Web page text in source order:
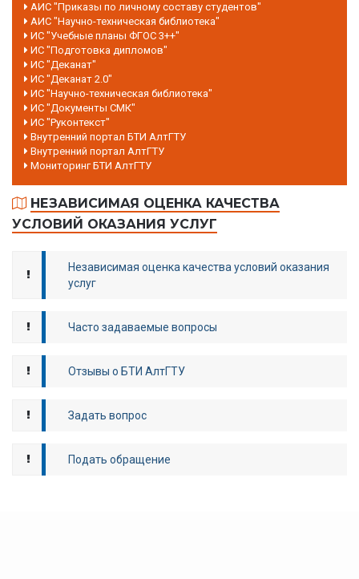
АИС "Приказы по личному составу студентов"
АИС "Научно-техническая библиотека"
ИС "Учебные планы ФГОС 3++"
ИС "Подготовка дипломов"
ИС "Деканат"
ИС "Деканат 2.0"
ИС "Научно-техническая библиотека"
ИС "Документы СМК"
ИС "Руконтекст"
Внутренний портал БТИ АлтГТУ
Внутренний портал АлтГТУ
Мониторинг БТИ АлтГТУ
НЕЗАВИСИМАЯ ОЦЕНКА КАЧЕСТВА
УСЛОВИЙ ОКАЗАНИЯ УСЛУГ
Независимая оценка качества условий оказания
услуг
Часто задаваемые вопросы
Отзывы о БТИ АлтГТУ
Задать вопрос
Подать обращение